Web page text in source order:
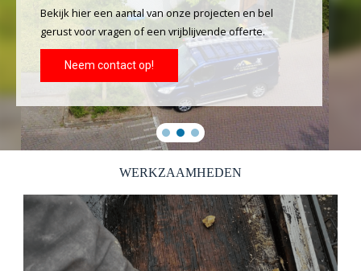
Bekijk hier een aantal van onze projecten en bel
gerust voor vragen of een vrijblijvende offerte.
Neem contact op!
Bekijk hier een aantal van onze projecten en bel
gerust voor vragen of een vrijblijvende offerte.
Neem contact op!
WERKZAAMHEDEN